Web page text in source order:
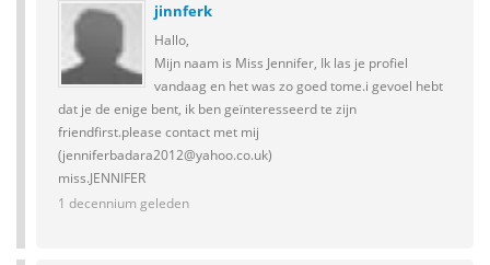
jinnferk
Hallo,
Mijn naam is Miss Jennifer, Ik las je profiel
vandaag en het was zo goed tome.i gevoel hebt
dat je de enige bent, ik ben geïnteresseerd te zijn
friendfirst.please contact met mij
(jenniferbadara2012@yahoo.co.uk)
miss.JENNIFER
1 decennium geleden